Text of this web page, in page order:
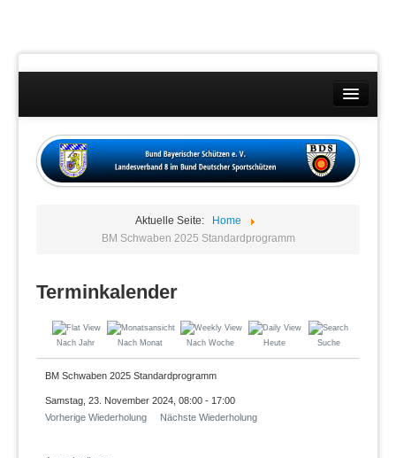
Wettkämpfe
Datenschutzübersicht
Aktuelle Seite:
Home
BM Schwaben 2025 Standardprogramm
Terminkalender
Nach Jahr Nach Monat Nach Woche Heute Suche
BM Schwaben 2025 Standardprogramm
Samstag, 23. November 2024, 08:00 - 17:00
Vorherige Wiederholung
Nächste Wiederholung